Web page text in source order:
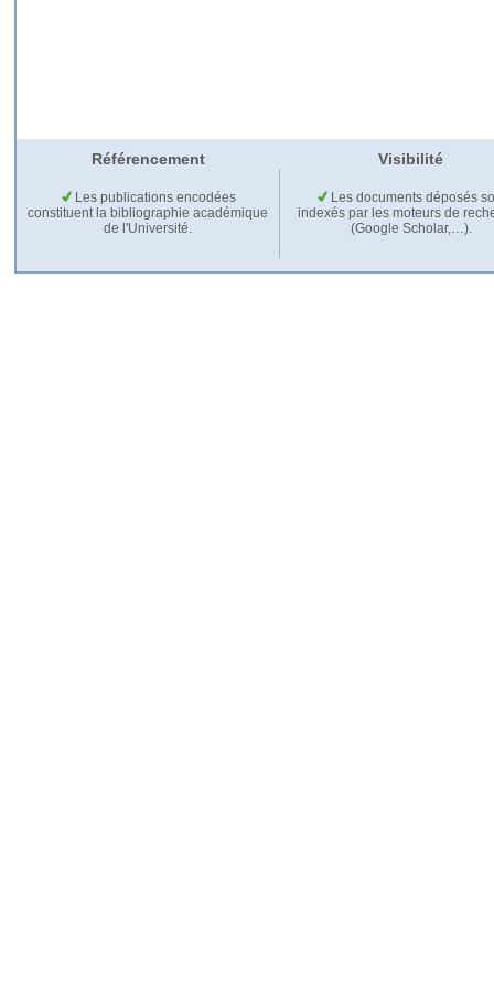
Référencement Visibilité
Les publications encodées
constituent la bibliographie académique
de l'Université.
Les documents déposés
indexés par les moteurs de
(Google Scholar,…).